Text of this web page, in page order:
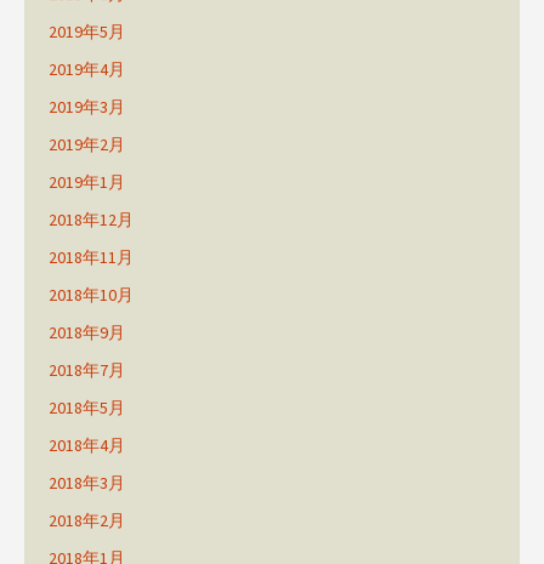
2019年5月
2019年4月
2019年3月
2019年2月
2019年1月
2018年12月
2018年11月
2018年10月
2018年9月
2018年7月
2018年5月
2018年4月
2018年3月
2018年2月
2018年1月